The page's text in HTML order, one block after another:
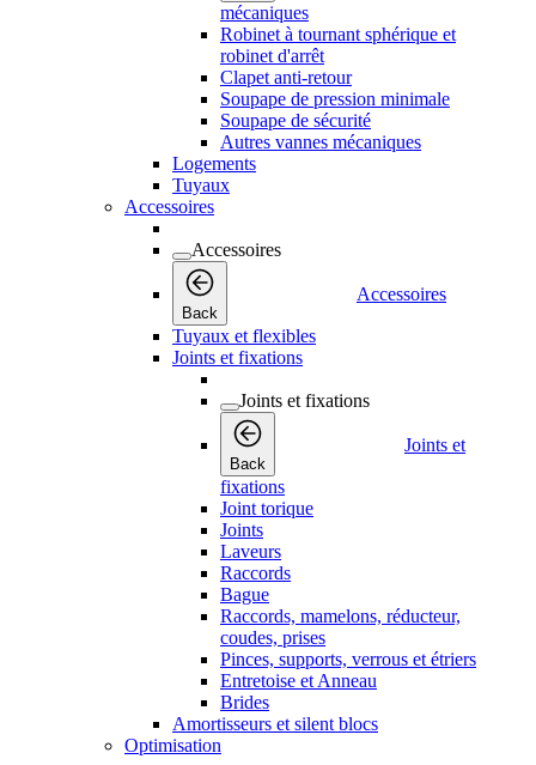
mécaniques
Robinet à tournant sphérique et
robinet d'arrêt
Clapet anti-retour
Soupape de pression minimale
Soupape de sécurité
Autres vannes mécaniques
Logements
Tuyaux
Accessoires
Accessoires
Back
Accessoires
Tuyaux et flexibles
Joints et fixations
Joints et fixations
Back
Joints et
fixations
Joint torique
Joints
Laveurs
Raccords
Bague
Raccords, mamelons, réducteur,
coudes, prises
Pinces, supports, verrous et étriers
Entretoise et Anneau
Brides
Amortisseurs et silent blocs
Optimisation